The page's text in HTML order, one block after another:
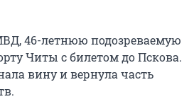
46-летнюю подозреваемую
Читы с билетом до Пскова.
вину и вернула часть